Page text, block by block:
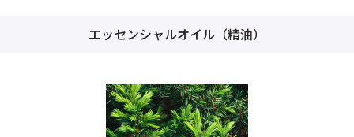
エッセンシャルオイル（精油）